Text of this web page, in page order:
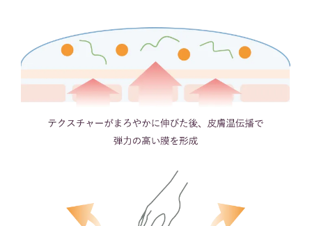
肌がうるおいでたっぷりと満たされたような、ピン